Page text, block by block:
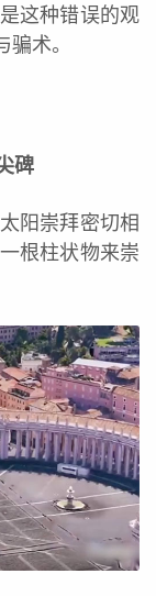
这种错误的观
术。
碑
阳崇拜密切相
根柱状物来崇